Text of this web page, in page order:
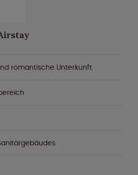
romantische Unterkunft